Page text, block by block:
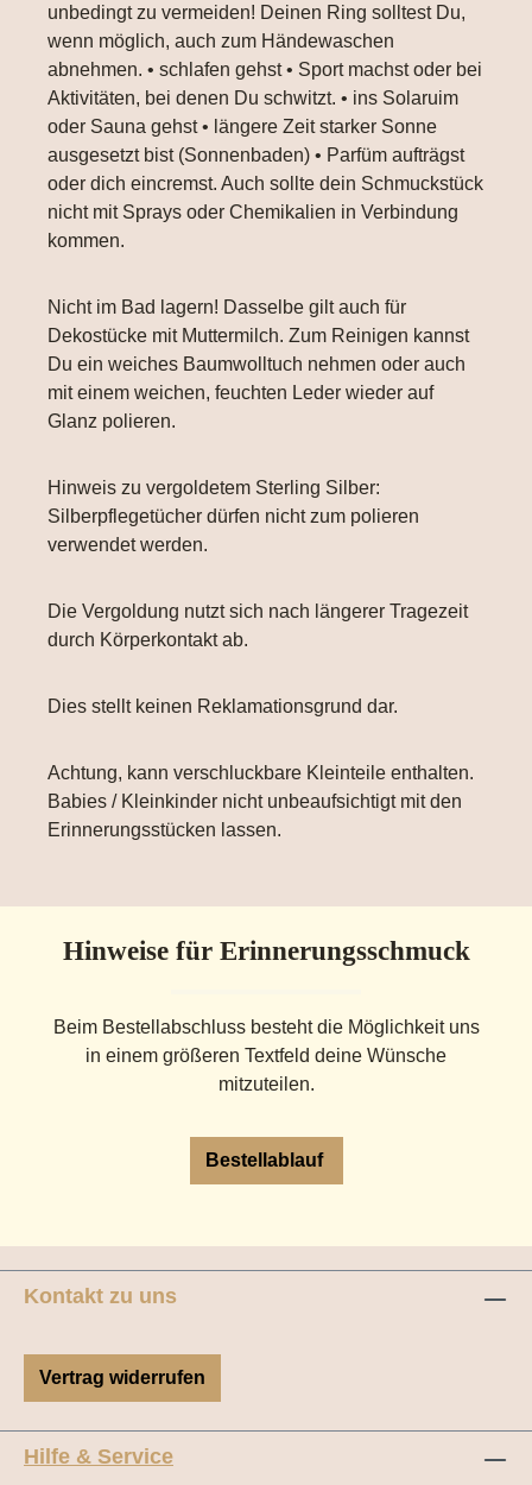
unbedingt zu vermeiden! Deinen Ring solltest Du,
wenn möglich, auch zum Händewaschen
abnehmen. • schlafen gehst • Sport machst oder bei
Aktivitäten, bei denen Du schwitzt. • ins Solaruim
oder Sauna gehst • längere Zeit starker Sonne
ausgesetzt bist (Sonnenbaden) • Parfüm aufträgst
oder dich eincremst. Auch sollte dein Schmuckstück
nicht mit Sprays oder Chemikalien in Verbindung
kommen.
Nicht im Bad lagern! Dasselbe gilt auch für
Dekostücke mit Muttermilch. Zum Reinigen kannst
Du ein weiches Baumwolltuch nehmen oder auch
mit einem weichen, feuchten Leder wieder auf
Glanz polieren.
Hinweis zu vergoldetem Sterling Silber:
Silberpflegetücher dürfen nicht zum polieren
verwendet werden.
Die Vergoldung nutzt sich nach längerer Tragezeit
durch Körperkontakt ab.
Dies stellt keinen Reklamationsgrund dar.
Achtung, kann verschluckbare Kleinteile enthalten.
Babies / Kleinkinder nicht unbeaufsichtigt mit den
Erinnerungsstücken lassen.
Hinweise für Erinnerungsschmuck
Beim Bestellabschluss besteht die Möglichkeit uns
in einem größeren Textfeld deine Wünsche
mitzuteilen.
Bestellablauf
Kontakt zu uns
Vertrag widerrufen
Hilfe & Service